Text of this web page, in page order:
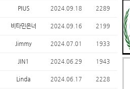
PIUS 2024.09.18 2289
비타민은너 2024.09.16 2199
Jimmy 2024.07.01 1933
JIN1 2024.06.29 1943
Linda 2024.06.17 2228